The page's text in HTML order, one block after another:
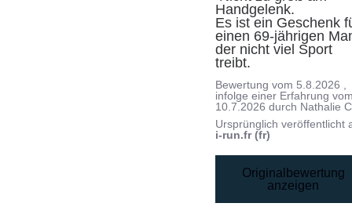
Handgelenk.
Es ist ein Geschenk
einen 69-jährigen
der nicht viel Sport
treibt.
Bewertung vom 5.8.2026
infolge einer Erfahrung
10.7.2026 durch Nathalie
Ursprünglich veröffentlicht
i-run.fr (fr)
Originalbewertung
anzeigen